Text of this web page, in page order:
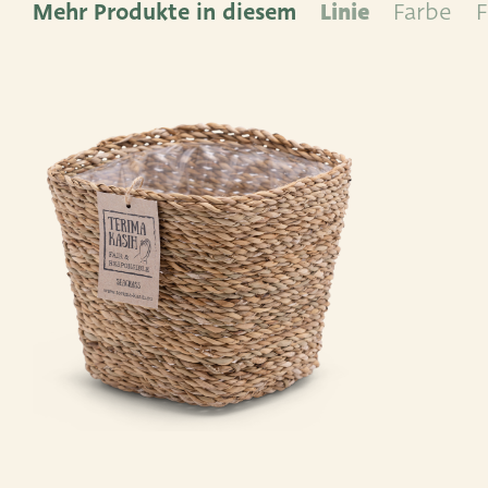
Mehr Produkte in diesem Linie Farbe